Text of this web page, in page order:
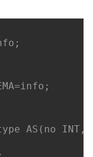
AS(no